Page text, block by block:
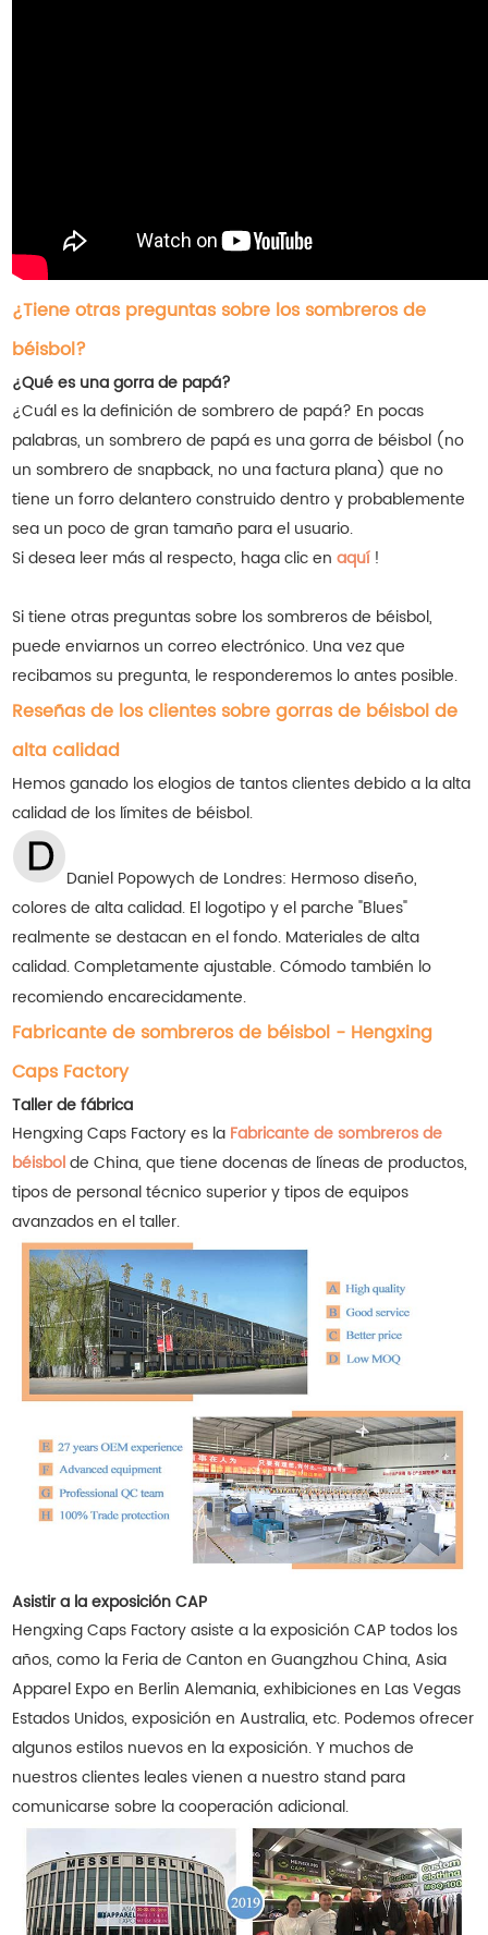
¿Tiene otras preguntas sobre los sombreros de
béisbol?
¿Qué es una gorra de papá?
¿Cuál es la definición de sombrero de papá? En pocas
palabras, un sombrero de papá es una gorra de béisbol (no
un sombrero de snapback, no una factura plana) que no
tiene un forro delantero construido dentro y probablemente
sea un poco de gran tamaño para el usuario.
Si desea leer más al respecto, haga clic enaquí !
Si tiene otras preguntas sobre los sombreros de béisbol,
puede enviarnos un correo electrónico. Una vez que
recibamos su pregunta, le responderemos lo antes posible.
Reseñas de los clientes sobre gorras de béisbol de
alta calidad
Hemos ganado los elogios de tantos clientes debido a la alta
calidad de los límites de béisbol.
Daniel Popowych de Londres: Hermoso diseño,
colores de alta calidad. El logotipo y el parche "Blues"
realmente se destacan en el fondo. Materiales de alta
calidad. Completamente ajustable. Cómodo también lo
recomiendo encarecidamente.
Fabricante de sombreros de béisbol - Hengxing
Caps Factory
Taller de fábrica
Hengxing Caps Factory es la Fabricante de sombreros de
béisbolde China, que tiene docenas de líneas de productos,
tipos de personal técnico superior y tipos de equipos
avanzados en el taller.
Asistir a la exposición CAP
Hengxing Caps Factory asiste a la exposición CAP todos los
años, como la Feria de Canton en Guangzhou China, Asia
Apparel Expo en Berlin Alemania, exhibiciones en Las Vegas
Estados Unidos, exposición en Australia, etc. Podemos ofrecer
algunos estilos nuevos en la exposición. Y muchos de
nuestros clientes leales vienen a nuestro stand para
comunicarse sobre la cooperación adicional.